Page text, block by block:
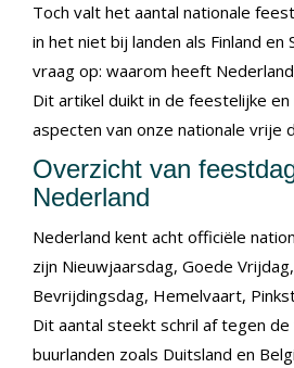
Toch valt het aantal nationale
in het niet bij landen als Finland en
vraag op: waarom heeft
Dit artikel duikt in de feestelijke
aspecten van onze nationale vrije
Overzicht van
Nederland
Nederland kent acht officiële
zijn Nieuwjaarsdag, Goede
Bevrijdingsdag, Hemelvaart,
Dit aantal steekt schril af tegen
buurlanden zoals Duitsland en